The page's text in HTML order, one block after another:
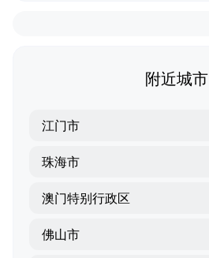
附近城市
江门市
珠海市
澳门特别行政区
佛山市